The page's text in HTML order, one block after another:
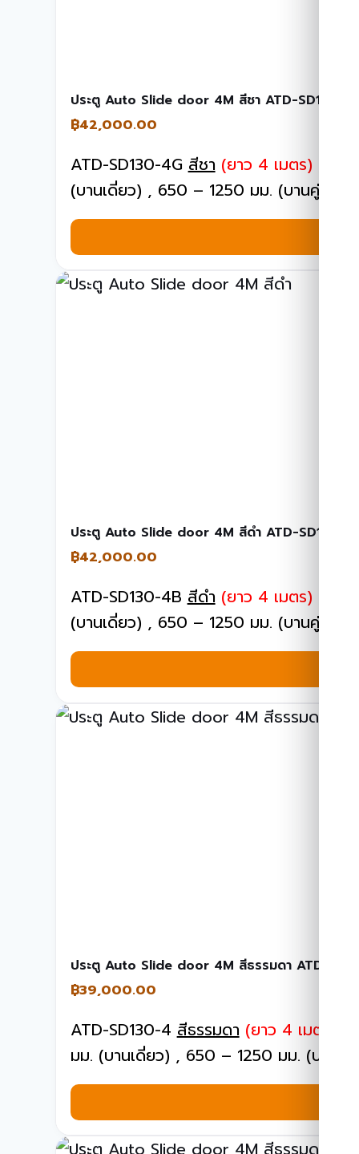
ประตู Auto Slide door 4M สีชา ATD-SD130-4G
฿42,000.00
ATD-SD130-4G สีชา (ยาว 4 เมตร) , น้ำ
(บานเดี่ยว) , 650 – 1250 มม. (บานคู่)
ประตู Auto Slide door 4M สีดำ ATD-SD130-4B
฿42,000.00
ATD-SD130-4Bสีดำ (ยาว 4 เมตร) , น้ำ
(บานเดี่ยว) , 650 – 1250 มม. (บานคู่)
ประตู Auto Slide door 4M สีธรรมดา ATD-
฿39,000.00
ATD-SD130-4สีธรรมดา (ยาว 4 เมตร)
,
มม. (บานเดี่ยว) , 650 – 1250 มม. (บานคู่)